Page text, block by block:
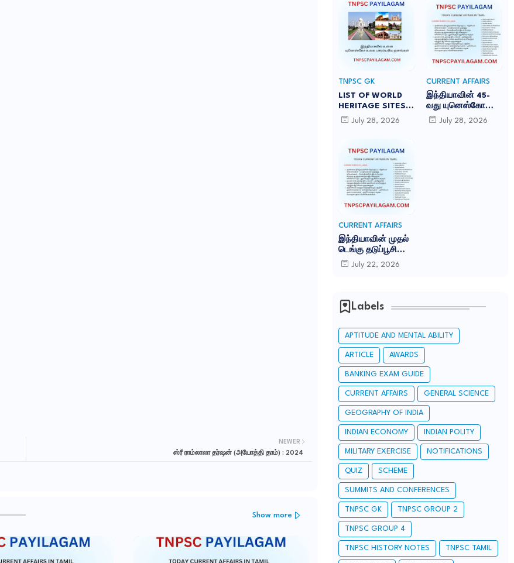
NEWER
ஸ்ரீ ராம்லாலா தர்ஷன் (அயோத்தி தாம்) : 2024
Show more
TNPSC GK
LIST OF WORLD
HERITAGE SITES
IN INDIA
-இந்தியாவில் உள்ள
பாரம்பரிய தளங்கள்:
July 28, 2026
CURRENT AFFAIRS
இந்தியாவின் 45-
வது யுனெஸ்கோ
உலகப் பாரம்பரியக்
களம் சாரநாத்:
July 28, 2026
CURRENT AFFAIRS
இந்தியாவின் முதல்
டெங்கு தடுப்பூசி
'கியூடெங்கா'
(Qdenga): TNPSC
2026
July 22, 2026
Labels
APTITUDE AND MENTAL ABILITY
ARTICLE AWARDS
BANKING EXAM GUIDE
CURRENT AFFAIRS GENERAL SCIENCE
GEOGRAPHY OF INDIA
INDIAN ECONOMY INDIAN POLITY
MILITARY EXERCISE NOTIFICATIONS
QUIZ SCHEME
SUMMITS AND CONFERENCES
TNPSC GK TNPSC GROUP 2
TNPSC GROUP 4
TNPSC HISTORY NOTES TNPSC TAMIL